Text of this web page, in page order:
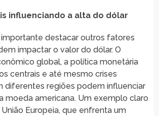
influenciando a alta do dólar
destacar outros fatores
impactar o valor do dólar. O
global, a política monetária
centrais e até mesmo crises
diferentes regiões podem influenciar
moeda americana. Um exemplo claro
Europeia, que enfrenta um